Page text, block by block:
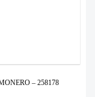
– 258178